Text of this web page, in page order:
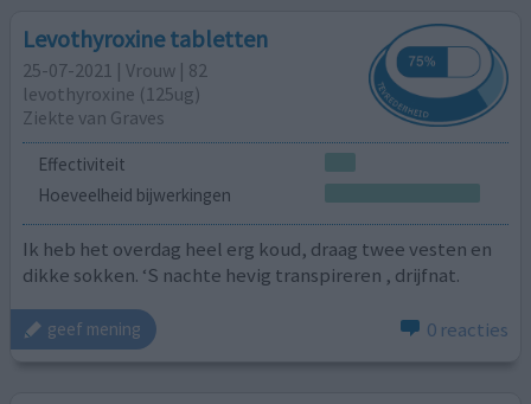
Levothyroxine tabletten
25-07-2021 | Vrouw | 82
levothyroxine (125ug)
Ziekte van Graves
Effectiviteit
Hoeveelheid bijwerkingen
Ik heb het overdag heel erg koud, draag twee vesten en
dikke sokken. ‘S nachte hevig transpireren , drijfnat.
geef mening 0 reacties